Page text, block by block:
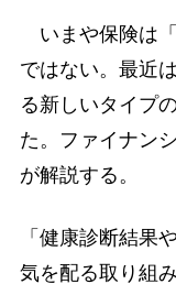
いまや保険は
ではない。最近
る新しいタイプ
た。ファイナン
が解説する。
「健康診断結果
気を配る取り組